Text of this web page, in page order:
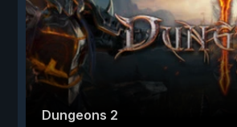
Dungeons 2